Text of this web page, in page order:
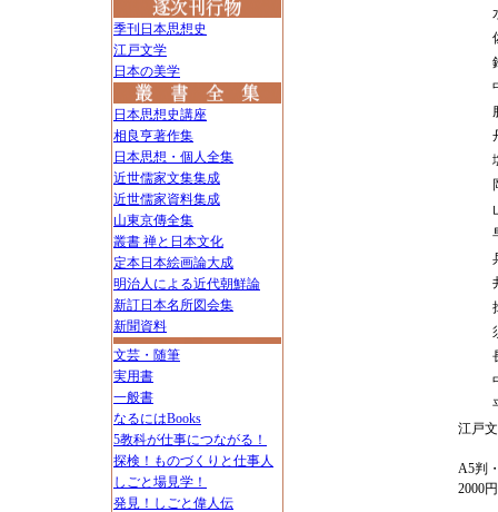
季刊日本思想史
江戸文学
日本の美学
日本思想史講座
相良亨著作集
日本思想・個人全集
近世儒家文集集成
近世儒家資料集成
山東京傳全集
叢書 禅と日本文化
定本日本絵画論大成
明治人による近代朝鮮論
新訂日本名所図会集
新聞資料
文芸・随筆
実用書
一般書
なるにはBooks
5教科が仕事につながる！
探検！ものづくりと仕事人
しごと場見学！
発見！しごと偉人伝
江戸
A5判
2000